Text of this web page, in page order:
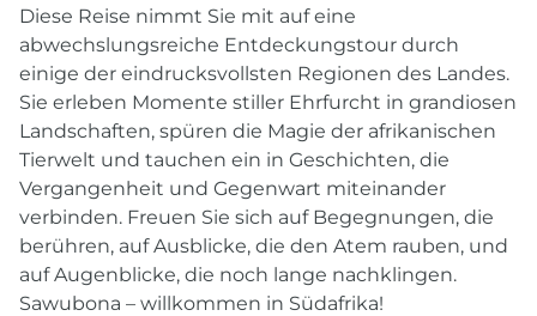
Diese Reise nimmt Sie mit auf eine
abwechslungsreiche Entdeckungstour durch
einige der eindrucksvollsten Regionen des Landes.
Sie erleben Momente stiller Ehrfurcht in grandiosen
Landschaften, spüren die Magie der afrikanischen
Tierwelt und tauchen ein in Geschichten, die
Vergangenheit und Gegenwart miteinander
verbinden. Freuen Sie sich auf Begegnungen, die
berühren, auf Ausblicke, die den Atem rauben, und
auf Augenblicke, die noch lange nachklingen.
Sawubona – willkommen in Südafrika!